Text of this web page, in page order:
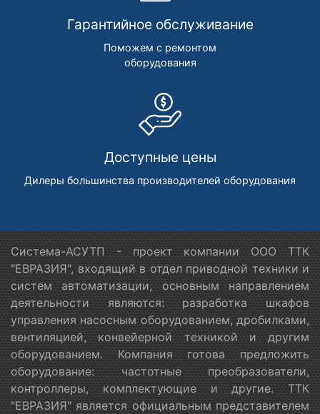
Гарантийное обслуживание
Поможем с ремонтом
оборудования
Доступные цены
Дилеры большинства производителей оборудования
Система-АСУТП - проект компании ООО ТТК
"ЕВРАЗИЯ", входящий в отдел приводной техники и
систем автоматизации, основным направлением
деятельности являются: разработка шкафов
управления насосным оборудованием, дробилками,
вентиляцией, конвейерной техникой и другим
оборудованием. Компания готова предложить
оборудование: частотные преобразователи,
контроллеры, комплектующие и другие. ТТК
"ЕВРАЗИЯ" является официальным представителем